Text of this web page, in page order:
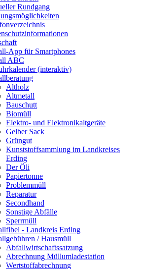
Rundgang
App für Smartphones
ABC
(interaktiv)
Altholz
Altmetall
Bauschutt
Biomüll
Elektro- und Elektronikaltgeräte
Gelber Sack
Grüngut
Kunststoffsammlung im Landkreises
Erding
Der Öli
Papiertonne
Problemmüll
Reparatur
Secondhand
Sonstige Abfälle
Sperrmüll
- Landkreis Erding
/ Hausmüll
Abfallwirtschaftssatzung
Abrechnung Müllumladestation
Wertstoffabrechnung